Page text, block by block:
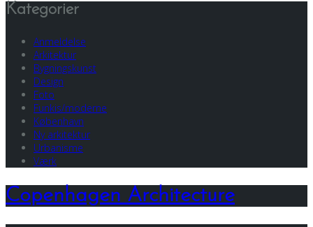
Kategorier
Anmeldelse
Arkitektur
Bygningskunst
Design
Foto
Funkis/moderne
København
Ny arkitektur
Urbanisme
Værk
Copenhagen Architecture